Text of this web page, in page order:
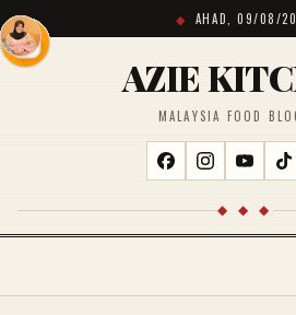
AHAD, 09/08/
AZIE
MALAYSIA FOOD
◆ ◆ ◆